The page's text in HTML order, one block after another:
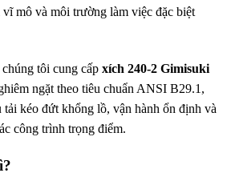
mô và môi trường làm việc đặc biệt
chúng tôi cung cấp xích 240-2 Gimisuki
ngặt theo tiêu chuẩn ANSI B29.1,
tải kéo đứt khổng lồ, vận hành ổn định và
công trình trọng điểm.